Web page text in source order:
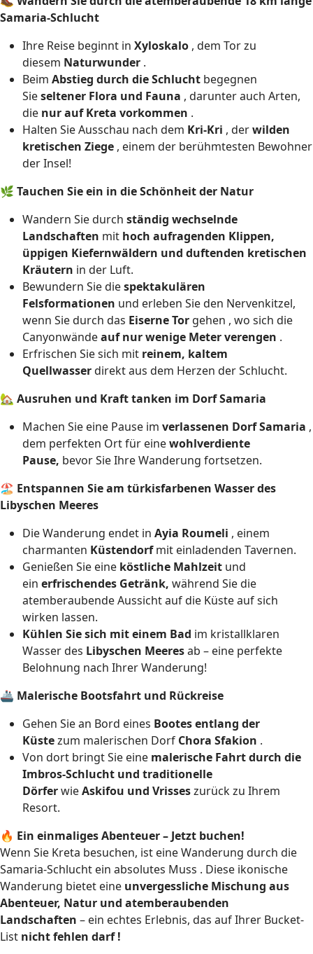
Samaria-Schlucht
Ihre Reise beginnt in Xyloskalo , dem Tor zu
diesem Naturwunder .
Beim Abstieg durch die Schlucht begegnen
Sieseltener Flora und Fauna , darunter auch Arten,
die nur auf Kreta vorkommen .
Halten Sie Ausschau nach dem Kri-Kri , derwilden
kretischen Ziege , einem der berühmtesten Bewohner
der Insel!
🌿 Tauchen Sie ein in die Schönheit der Natur
Wandern Sie durch ständig wechselnde
Landschaften mit hoch aufragenden Klippen,
üppigen Kiefernwäldern und duftenden kretischen
Kräutern in der Luft.
Bewundern Sie diespektakulären
Felsformationen und erleben Sie den Nervenkitzel,
wenn Sie durch das Eiserne Tor gehen , wo sich die
Canyonwändeauf nur wenige Meter verengen .
Erfrischen Sie sich mit reinem, kaltem
Quellwasserdirekt aus dem Herzen der Schlucht.
🏡 Ausruhen und Kraft tanken im Dorf Samaria
Machen Sie eine Pause im verlassenen Dorf Samaria ,
dem perfekten Ort für einewohlverdiente
Pause, bevor Sie Ihre Wanderung fortsetzen.
🏖 Entspannen Sie am türkisfarbenen Wasser des
Libyschen Meeres
Die Wanderung endet in Ayia Roumeli , einem
charmanten Küstendorfmit einladenden Tavernen.
Genießen Sie eine köstliche Mahlzeit und
ein erfrischendes Getränk, während Sie die
atemberaubende Aussicht auf die Küste auf sich
wirken lassen.
Kühlen Sie sich mit einem Bad im kristallklaren
Wasser des Libyschen Meeresab – eine perfekte
Belohnung nach Ihrer Wanderung!
🚢 Malerische Bootsfahrt und Rückreise
Gehen Sie an Bord eines Bootes entlang der
Küstezum malerischen Dorf Chora Sfakion .
Von dort bringt Sie eine malerische Fahrt durch die
Imbros-Schlucht und traditionelle
DörferwieAskifou und Vrisseszurück zu Ihrem
Resort.
🔥 Ein einmaliges Abenteuer – Jetzt buchen!
Wenn Sie Kreta besuchen, ist eine Wanderung durch die
Samaria-Schlucht ein absolutes Muss . Diese ikonische
Wanderung bietet eine unvergessliche Mischung aus
Abenteuer, Natur und atemberaubenden
Landschaften – ein echtes Erlebnis, das auf Ihrer Bucket-
List nicht fehlen darf!